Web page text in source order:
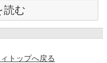
読む
トップへ戻る